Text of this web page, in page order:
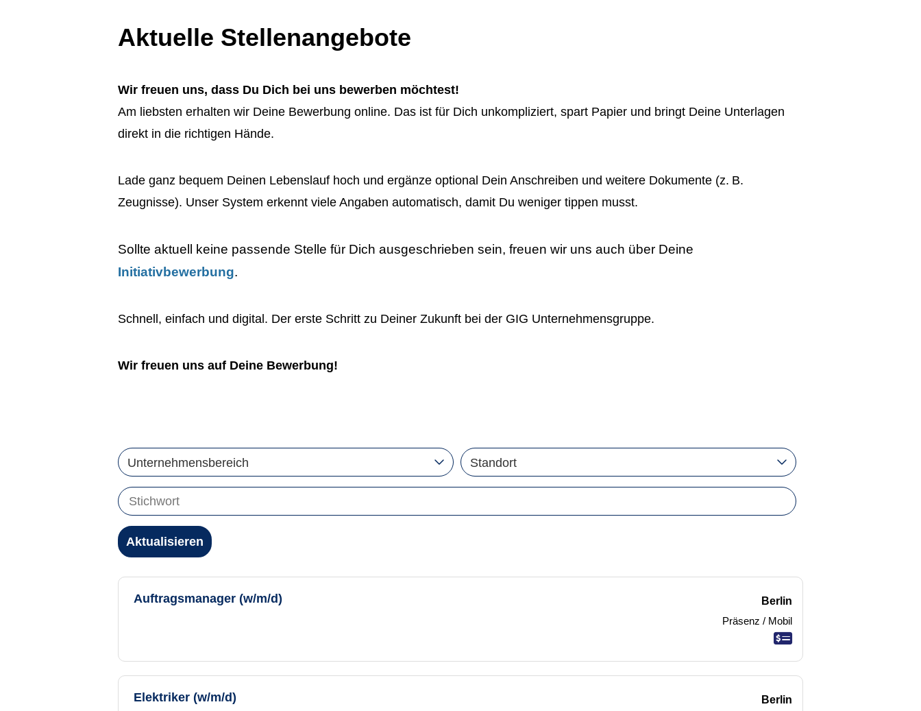
Aktuelle Stellenangebote
Wir freuen uns, dass Du Dich bei uns bewerben möchtest!
Am liebsten erhalten wir Deine Bewerbung online. Das ist für Dich unkompliziert, spart Papier und bringt Deine Unterlagen
direkt in die richtigen Hände.
Lade ganz bequem Deinen Lebenslauf hoch und ergänze optional Dein Anschreiben und weitere Dokumente (z. B.
Zeugnisse). Unser System erkennt viele Angaben automatisch, damit Du weniger tippen musst.
Sollte aktuell keine passende Stelle für Dich ausgeschrieben sein, freuen wir uns auch über Deine
Initiativbewerbung.
Schnell, einfach und digital. Der erste Schritt zu Deiner Zukunft bei der GIG Unternehmensgruppe.
Wir freuen uns auf Deine Bewerbung!
Unternehmensbereich Standort
Aktualisieren
Auftragsmanager (w/m/d)
Berlin
Präsenz / Mobil
Elektriker (w/m/d)
Berlin